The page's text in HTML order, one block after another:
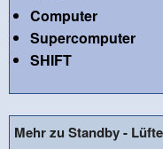
Computer
Supercomputer
SHIFT
Mehr zu Standby -